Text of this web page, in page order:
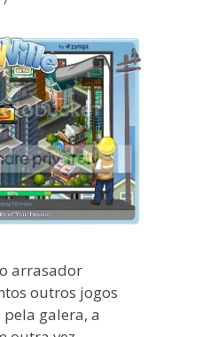
arrasador
outros jogos
galera, a